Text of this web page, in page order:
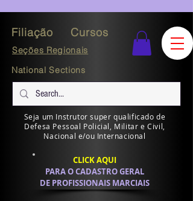
Filiação Cursos
Seções Regionais
National Sections
Seja um Instrutor super qualificado de
Defesa Pessoal Policial, Militar e Civil,
Nacional e/ou Internacional
CLICK AQUI
PARA O CADASTRO GERAL
DE PROFISSIONAIS MARCIAIS